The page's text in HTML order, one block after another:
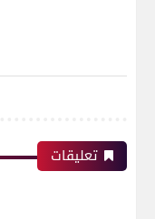
تعليقات